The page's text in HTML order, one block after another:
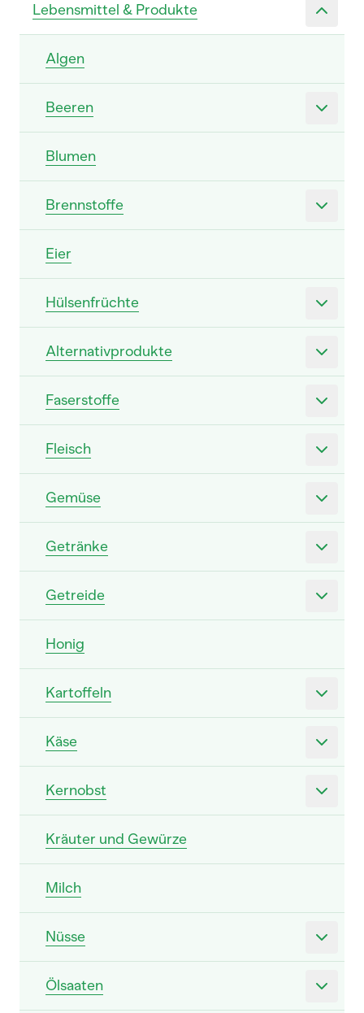
Lebensmittel & Produkte
Algen
Beeren
Blumen
Brennstoffe
Eier
Hülsenfrüchte
Alternativprodukte
Faserstoffe
Fleisch
Gemüse
Getränke
Getreide
Honig
Kartoffeln
Käse
Kernobst
Kräuter und Gewürze
Milch
Nüsse
Ölsaaten